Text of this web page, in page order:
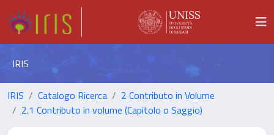
IRIS
IRIS Catalogo Ricerca
2 Contributo in Volume
2.1 Contributo in volume (Capitolo o Saggio)